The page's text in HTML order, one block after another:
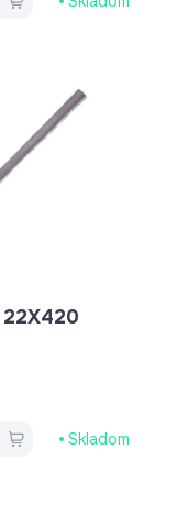
Skladom